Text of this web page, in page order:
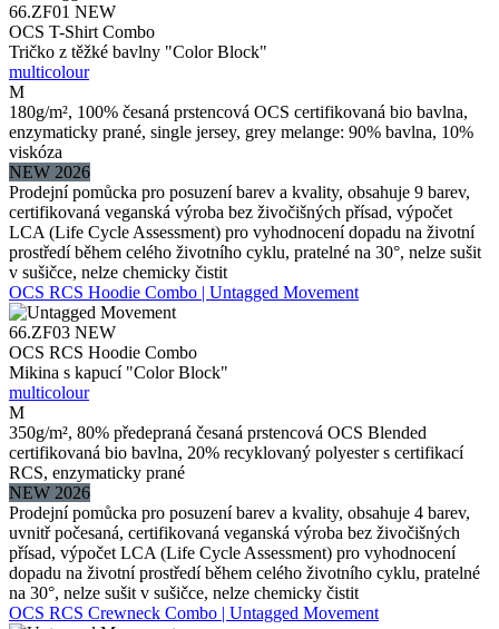
66.ZF01 NEW
OCS T-Shirt Combo
Tričko z těžké bavlny "Color Block"
multicolour
M
180g/m², 100% česaná prstencová OCS certifikovaná bio bavlna,
enzymaticky prané, single jersey, grey melange: 90% bavlna, 10%
viskóza
NEW 2026
Prodejní pomůcka pro posuzení barev a kvality, obsahuje 9 barev,
certifikovaná veganská výroba bez živočišných přísad, výpočet
LCA (Life Cycle Assessment) pro vyhodnocení dopadu na životní
prostředí během celého životního cyklu, pratelné na 30°, nelze sušit
v sušičce, nelze chemicky čistit
OCS RCS Hoodie Combo | Untagged Movement
66.ZF03 NEW
OCS RCS Hoodie Combo
Mikina s kapucí "Color Block"
multicolour
M
350g/m², 80% předepraná česaná prstencová OCS Blended
certifikovaná bio bavlna, 20% recyklovaný polyester s certifikací
RCS, enzymaticky prané
NEW 2026
Prodejní pomůcka pro posuzení barev a kvality, obsahuje 4 barev,
uvnitř počesaná, certifikovaná veganská výroba bez živočišných
přísad, výpočet LCA (Life Cycle Assessment) pro vyhodnocení
dopadu na životní prostředí během celého životního cyklu, pratelné
na 30°, nelze sušit v sušičce, nelze chemicky čistit
OCS RCS Crewneck Combo | Untagged Movement